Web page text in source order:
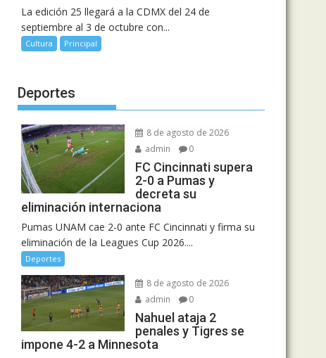
La edición 25 llegará a la CDMX del 24 de
septiembre al 3 de octubre con...
Cultura Principal
Deportes
8 de agosto de 2026
admin
0
FC Cincinnati supera
2-0 a Pumas y
decreta su
eliminación internaciona
Pumas UNAM cae 2-0 ante FC Cincinnati y firma su
eliminación de la Leagues Cup 2026....
Deportes
8 de agosto de 2026
admin
0
Nahuel ataja 2
penales y Tigres se
impone 4-2 a Minnesota